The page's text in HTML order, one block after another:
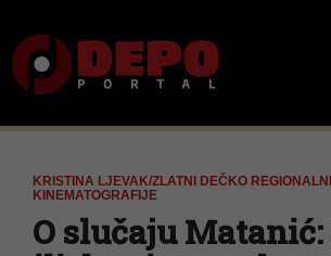
KRISTINA LJEVAK/ZLATNI DEČKO
KINEMATOGRAFIJE
O slučaju